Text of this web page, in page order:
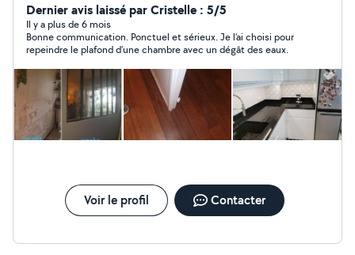
bricoles également. Remise en état de salle de bain ou
cuisine. j'attend vos propositions avec grand plaisir
bonne journée à vous ;) n'hésitez pas a me contacter
téléphoniquement car il se peut que votre demande
soit hors de ma zone
Dernier avis laissé par Cristelle : 5/5
Il y a plus de 6 mois
Bonne communication. Ponctuel et sérieux. Je l’ai choisi pour
repeindre le plafond d’une chambre avec un dégât des eaux.
Voir le profil Contacter